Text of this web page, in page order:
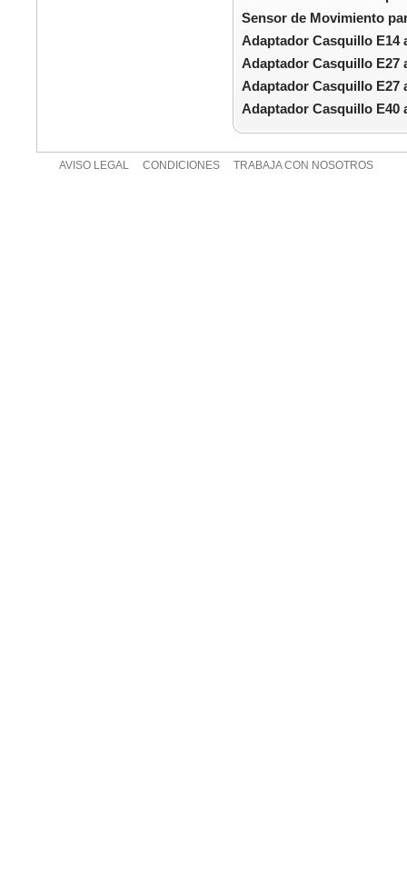
Sensor de Movimiento
Adaptador Casquillo E14
Adaptador Casquillo E27
Adaptador Casquillo E27
Adaptador Casquillo E40
AVISO LEGAL CONDICIONES TRABAJA CON NOSOTROS